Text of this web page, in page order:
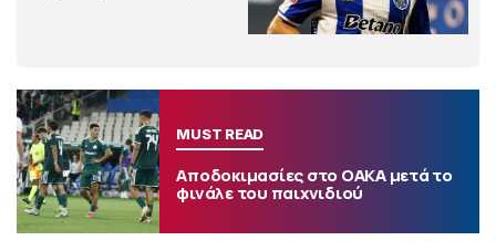
MUST READ
Αποδοκιμασίες στο ΟΑΚΑ μετά το
φινάλε του παιχνιδιού